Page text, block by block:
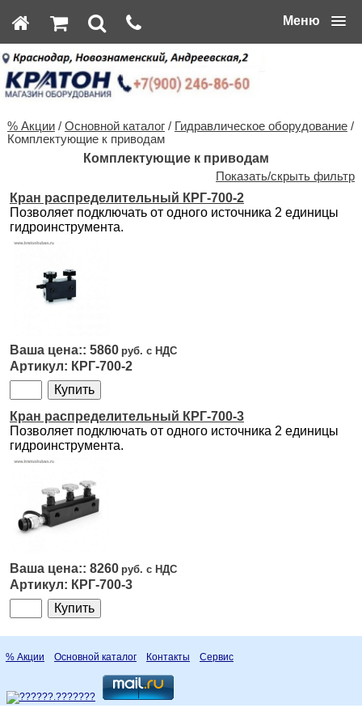
Меню
% Акции/ Основной каталог/ Гидравлическое оборудование/
Комплектующие к приводам
Комплектующие к приводам
Показать/скрыть фильтр
Кран распределительный КРГ-700-2
Позволяет подключать от одного источника 2 единицы
гидроинструмента.
5860
КРГ-700-2
Кран распределительный КРГ-700-3
Позволяет подключать от одного источника 2 единицы
гидроинструмента.
8260
КРГ-700-3
% Акции Основной каталог Контакты Сервис